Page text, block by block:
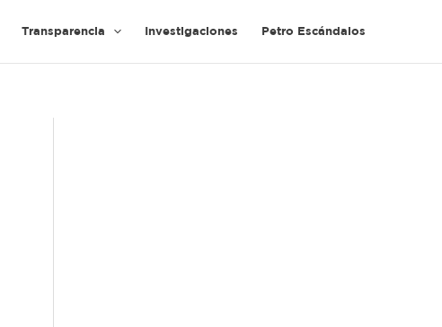
Transparencia Investigaciones Petro Escándalos